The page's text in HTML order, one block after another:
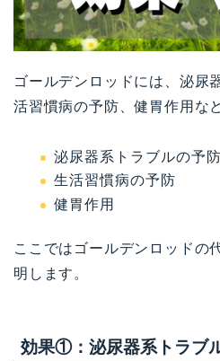
ゴールデンロッドには、泌尿
活習慣病の予防、健胃作用な
泌尿器系トラブルの予防
生活習慣病の予防
健胃作用
ここではゴールデンロッドの
明します。
効果①：泌尿器系トラブ